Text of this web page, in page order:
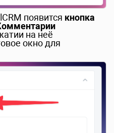
появится кнопка
на неё
окно для